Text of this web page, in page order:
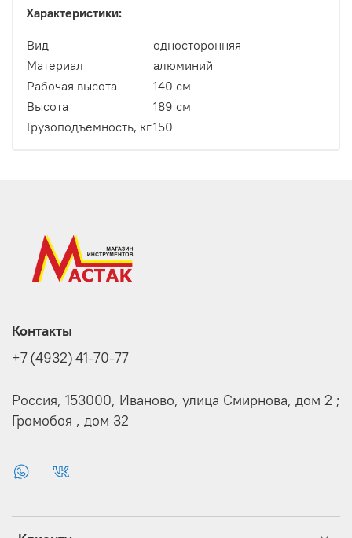
Характеристики:
Вид
односторонняя
Материал
алюминий
Рабочая высота
140 см
Высота
189 см
Грузоподъемность, кг150
Контакты
+7 (4932) 41-70-77
Россия, 153000, Иваново, улица Смирнова, дом 2 ;
Громобоя , дом 32